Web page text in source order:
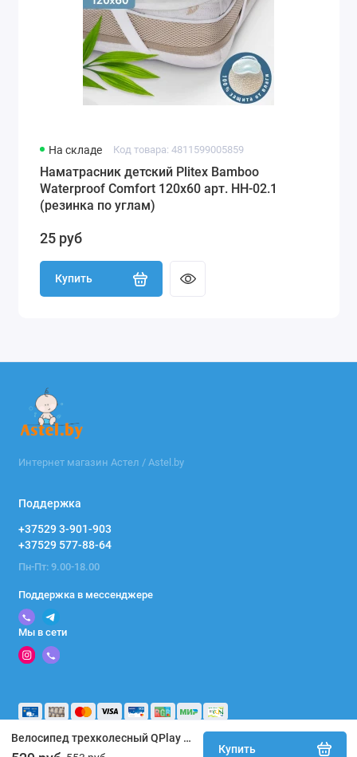
Велосипед трехколесный QPlay NOVA+ Plus S700 - 17 (бежевый) Beige / складной руль
Купить
На складе Код товара: 4811599005859
Наматрасник детский Plitex Bamboo
Waterproof Comfort 120х60 арт. НН-02.1
(резинка по углам)
25 руб
Купить
Интернет магазин Астел / Astel.by
Поддержка
+37529 3-901-903
+37529 577-88-64
Пн-Пт: 9.00-18.00
Поддержка в мессенджере
Мы в сети